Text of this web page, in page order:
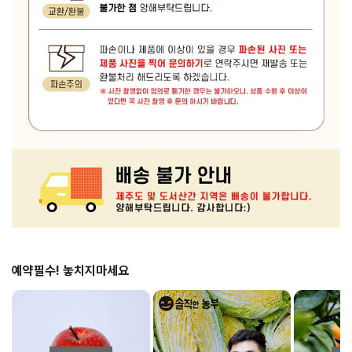
예약필수! 놓치지마세요